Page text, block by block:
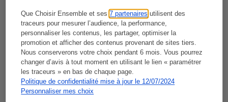
Que Choisir Ensemble et ses7 partenaires utilisent des
traceurs pour mesurer l’audience, la performance,
personnaliser les contenus, les partager, optimiser la
promotion et afficher des contenus provenant de sites tiers.
Nous conserverons votre choix pendant 6 mois. Vous pourrez
changer d’avis à tout moment en utilisant le lien « paramétrer
les traceurs » en bas de chaque page.
Politique de confidentialité mise à jour le 12/07/2024
Personnaliser mes choix